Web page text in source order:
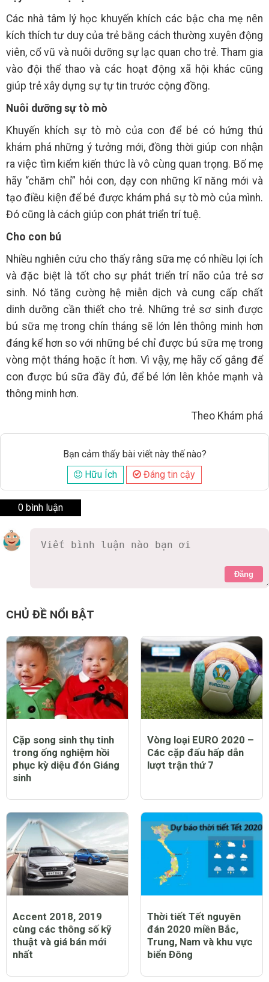
Các nhà tâm lý học khuyến khích các bậc cha mẹ nên
kích thích tư duy của trẻ bằng cách thường xuyên động
viên, cổ vũ và nuôi dưỡng sự lạc quan cho trẻ. Tham gia
vào đội thể thao và các hoạt động xã hội khác cũng
giúp trẻ xây dựng sự tự tin trước cộng đồng.
Nuôi dưỡng sự tò mò
Khuyến khích sự tò mò của con để bé có hứng thú
khám phá những ý tưởng mới, đồng thời giúp con nhận
ra việc tìm kiểm kiến thức là vô cùng quan trọng. Bố mẹ
hãy “chăm chỉ” hỏi con, dạy con những kĩ năng mới và
tạo điều kiện để bé được khám phá sự tò mò của mình.
Đó cũng là cách giúp con phát triển trí tuệ.
Cho con bú
Nhiều nghiên cứu cho thấy rằng sữa mẹ có nhiều lợi ích
và đặc biệt là tốt cho sự phát triển trí não của trẻ sơ
sinh. Nó tăng cường hệ miễn dịch và cung cấp chất
dinh dưỡng cần thiết cho trẻ. Những trẻ sơ sinh được
bú sữa mẹ trong chín tháng sẽ lớn lên thông minh hơn
đáng kể hơn so với những bé chỉ được bú sữa mẹ trong
vòng một tháng hoặc ít hơn. Vì vậy, mẹ hãy cố gắng để
con được bú sữa đầy đủ, để bé lớn lên khỏe mạnh và
thông minh hơn.
Theo Khám phá
Bạn cảm thấy bài viết này thế nào?
Hữu Ích
Đáng tin cậy
0 bình luận
Đăng
CHỦ ĐỀ NỔI BẬT
Cặp song sinh thụ tinh
trong ống nghiệm hồi
phục kỳ diệu đón Giáng
sinh
Vòng loại EURO 2020 –
Các cặp đấu hấp dẫn
lượt trận thứ 7
Accent 2018, 2019
cùng các thông số kỹ
thuật và giá bán mới
nhất
Thời tiết Tết nguyên
đán 2020 miền Bắc,
Trung, Nam và khu vực
biển Đông